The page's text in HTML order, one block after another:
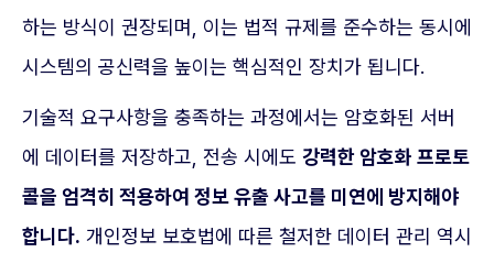
하는 방식이 권장되며, 이는 법적 규제를 준수하는 동시에
시스템의 공신력을 높이는 핵심적인 장치가 됩니다.
기술적 요구사항을 충족하는 과정에서는 암호화된 서버
에 데이터를 저장하고, 전송 시에도 강력한 암호화 프로토
콜을 엄격히 적용하여 정보 유출 사고를 미연에 방지해야
합니다. 개인정보 보호법에 따른 철저한 데이터 관리 역시